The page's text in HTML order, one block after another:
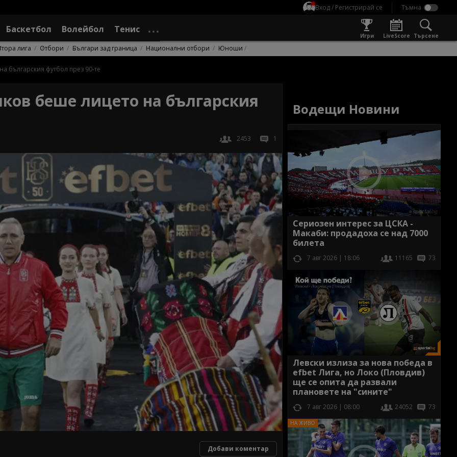
Вход / Регистрирай се
Баскетбол Волейбол Тенис
Игри LiveScore Търсене
лига Отбори Българи зад граница Национални отбори Юноши
българския футбол през 90-те
беше лицето на българския
2453 1
Добави коментар
Водещи Новини
Сериозен интерес за ЦСКА -
Макаби: продадоха се над 7000
билета
7 авг 2026 | 18:06 11165 73
Левски излиза за нова победа в
efbet Лига, но Локо (Пловдив)
ще се опита да развали
плановете на "сините"
7 авг 2026 | 08:00 24052 73